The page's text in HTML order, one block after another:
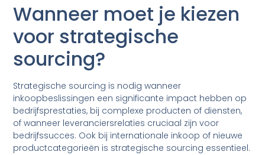
Wanneer moet je kiezen
voor strategische
sourcing?
Strategische sourcing is nodig wanneer
inkoopbeslissingen een significante impact hebben op
bedrijfsprestaties, bij complexe producten of diensten,
of wanneer leveranciersrelaties cruciaal zijn voor
bedrijfssucces. Ook bij internationale inkoop of nieuwe
productcategorieën is strategische sourcing essentieel.